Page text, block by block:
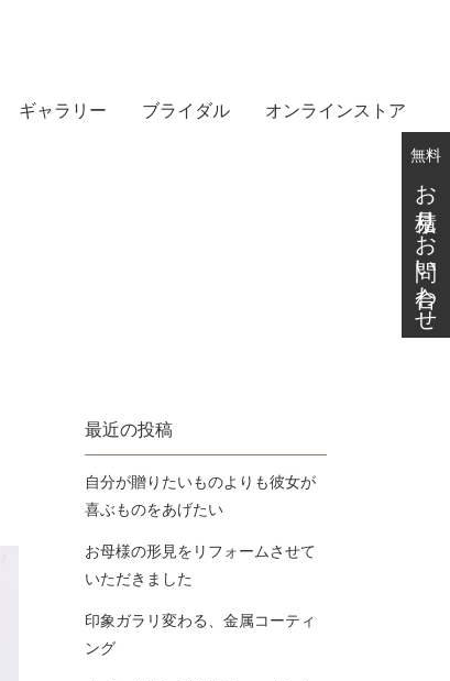
ギャラリー ブライダル オンラインストア
最近の投稿
自分が贈りたいものよりも彼女が
喜ぶものをあげたい
お母様の形見をリフォームさせて
いただきました
印象ガラリ変わる、金属コーティ
ング
無料
お見積り・お問い合わせ